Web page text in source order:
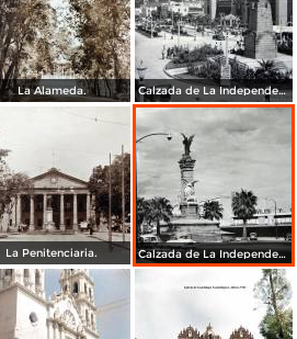
La Alameda. Calzada de La Independencia y Mto. a Juarez Guadalajara, Jalisco. ( Circulada el 5 de Septiembre de 1929 ).
La Penitenciaria. Calzada de La Independencia Guadalajara, Jalisco.